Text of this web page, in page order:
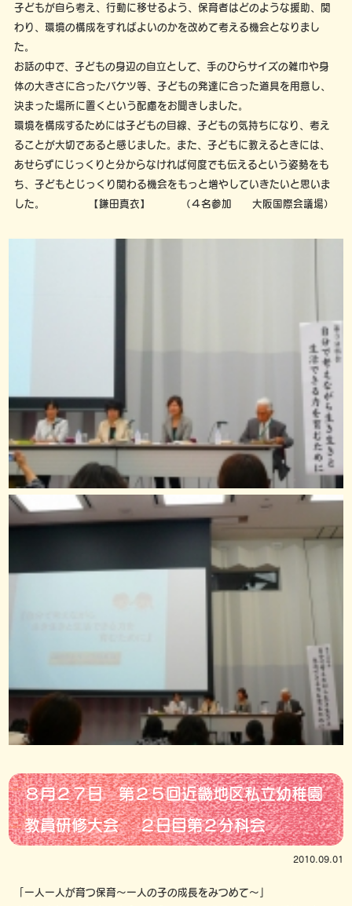
子どもが自ら考え、行動に移せるよう、保育者はどのような援助、関
わり、環境の構成をすればよいのかを改めて考える機会となりまし
た。
お話の中で、子どもの身辺の自立として、手のひらサイズの雑巾や身
体の大きさに合ったバケツ等、子どもの発達に合った道具を用意し、
決まった場所に置くという配慮をお聞きしました。
環境を構成するためには子どもの目線、子どもの気持ちになり、考え
ることが大切であると感じました。また、子どもに教えるときには、
あせらずにじっくりと分からなければ何度でも伝えるという姿勢をも
ち、子どもとじっくり関わる機会をもっと増やしていきたいと思いま
した。 【鎌田真衣】 （４名参加 大阪国際会議場）
８月２７日 第２５回近畿地区私立幼稚園
教員研修大会 ２日目第２分科会
2010.09.01
「一人一人が育つ保育～一人の子の成長をみつめて～」